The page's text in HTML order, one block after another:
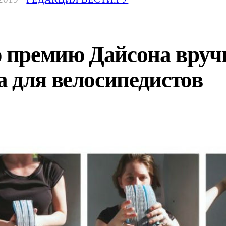
Дайсона
велосипедистов